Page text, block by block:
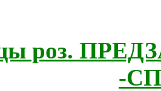
роз.
-